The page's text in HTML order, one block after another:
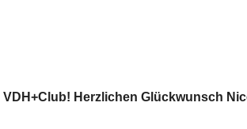
Herzlichen Glückwunsch